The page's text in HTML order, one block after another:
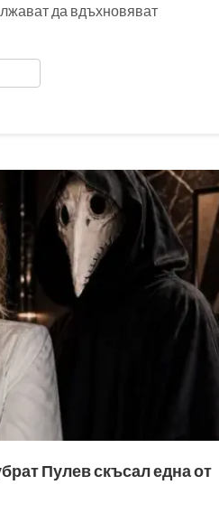
да вдъхновяват
Пулев скъсал една от